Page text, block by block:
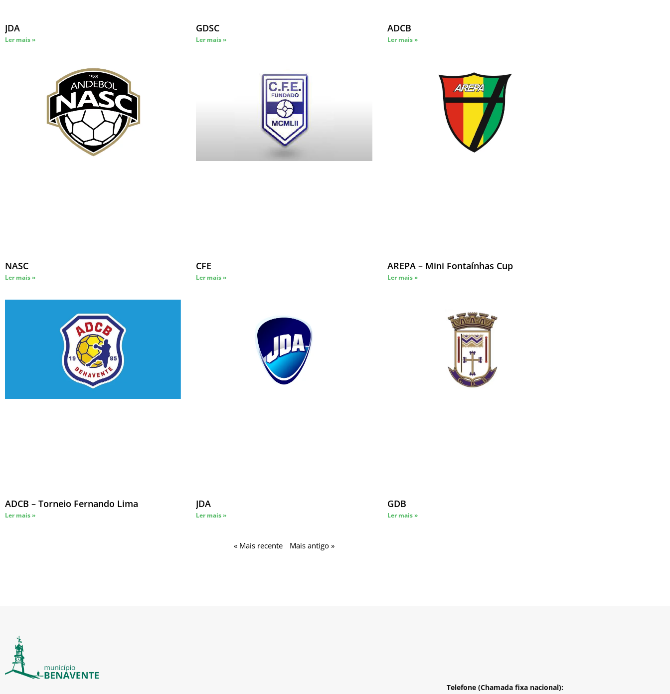
JDA
Ler mais »
GDSC
Ler mais »
ADCB
Ler mais »
NASC
Ler mais »
CFE
Ler mais »
AREPA – Mini Fontaínhas Cup
Ler mais »
ADCB – Torneio Fernando Lima
Ler mais »
JDA
Ler mais »
GDB
Ler mais »
« Mais recente Mais antigo »
Telefone (Chamada fixa nacional):